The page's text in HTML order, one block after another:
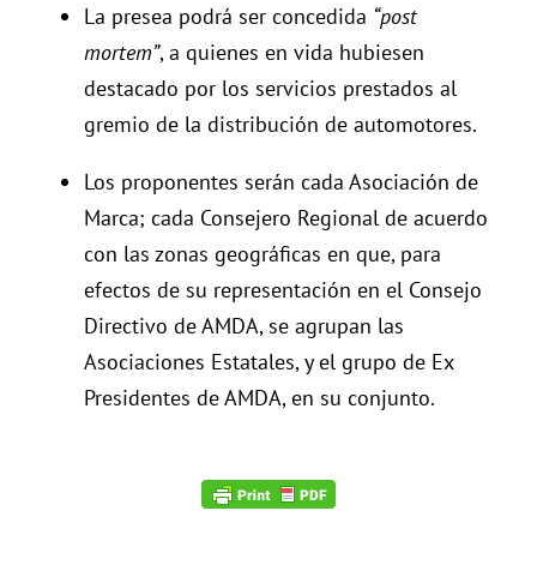
La presea podrá ser concedida “post
mortem”, a quienes en vida hubiesen
destacado por los servicios prestados al
gremio de la distribución de automotores.
Los proponentes serán cada Asociación de
Marca; cada Consejero Regional de acuerdo
con las zonas geográficas en que, para
efectos de su representación en el Consejo
Directivo de AMDA, se agrupan las
Asociaciones Estatales, y el grupo de Ex
Presidentes de AMDA, en su conjunto.